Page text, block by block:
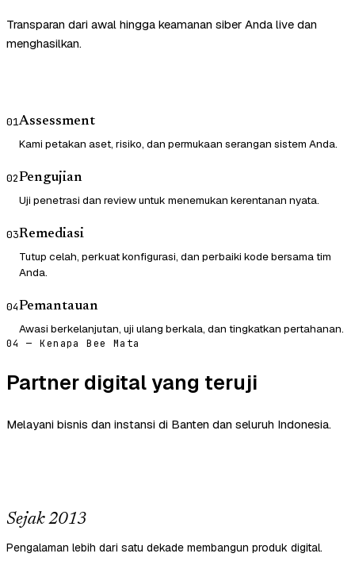
Transparan dari awal hingga keamanan siber Anda live dan
menghasilkan.
01Assessment
Kami petakan aset, risiko, dan permukaan serangan sistem Anda.
02Pengujian
Uji penetrasi dan review untuk menemukan kerentanan nyata.
03Remediasi
Tutup celah, perkuat konfigurasi, dan perbaiki kode bersama tim
Anda.
04Pemantauan
Awasi berkelanjutan, uji ulang berkala, dan tingkatkan pertahanan.
04 — Kenapa Bee Mata
Partner digital yang teruji
Melayani bisnis dan instansi di Banten dan seluruh Indonesia.
Sejak 2013
Pengalaman lebih dari satu dekade membangun produk digital.